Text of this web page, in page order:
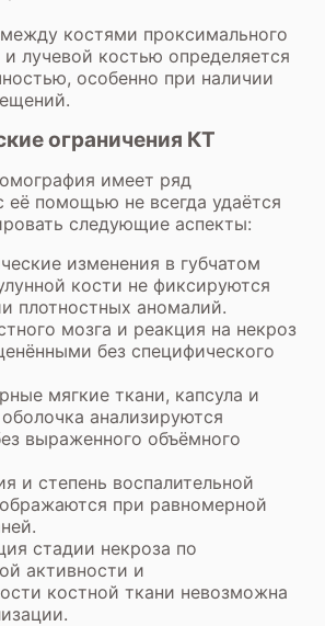
костями проксимального
и лучевой костью определяется
особенно при наличии
ограничения КТ
имеет ряд
её помощью не всегда удаётся
следующие аспекты:
изменения в губчатом
кости не фиксируются
плотностных аномалий.
мозга и реакция на некроз
без специфического
мягкие ткани, капсула и
анализируются
выраженного объёмного
и степень воспалительной
при равномерной
стадии некроза по
активности и
костной ткани невозможна